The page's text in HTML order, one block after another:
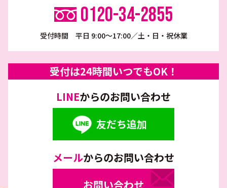
0120-34-2855
受付時間 平日 9:00～17:00／土・日・祝休業
受付は24時間いつでもOK！
LINEからのお問い合わせ
友だち追加
メールからのお問い合わせ
お問い合わせ